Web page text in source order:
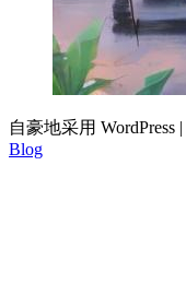
自豪地采用 WordPress |
Blog